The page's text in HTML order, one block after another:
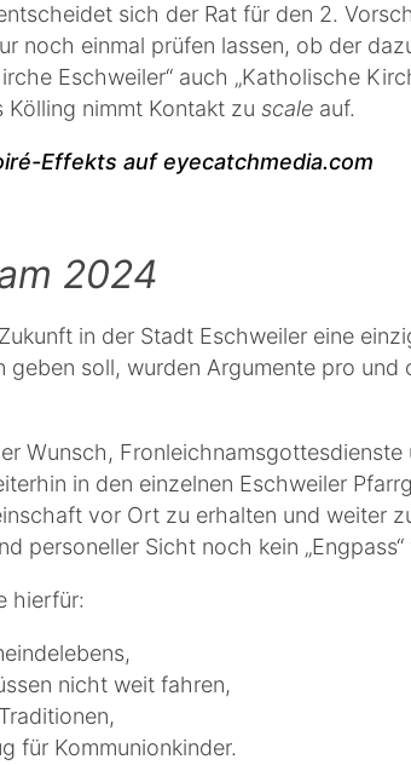
sich der Rat für den 2.
noch einmal prüfen lassen, ob der
Eschweiler“ auch „Katholische
Kölling nimmt Kontakt zu scale auf.
Effekts auf eyecatchmedia.com
2024
in der Stadt Eschweiler eine
geben soll, wurden Argumente pro und
Wunsch, Fronleichnamsgottesdienste
in den einzelnen Eschweiler
vor Ort zu erhalten und weiter
personeller Sicht noch kein
hierfür:
nicht weit fahren,
für Kommunionkinder.